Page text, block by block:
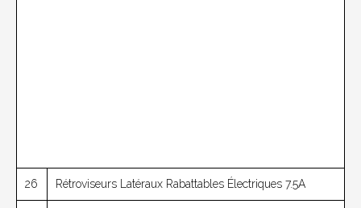
26 Rétroviseurs Latéraux Rabattables Électriques 7.5A